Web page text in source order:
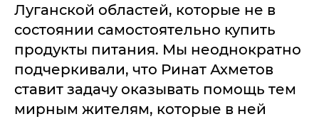
Луганской областей, которые не в
состоянии самостоятельно купить
продукты питания. Мы неоднократно
подчеркивали, что Ринат Ахметов
ставит задачу оказывать помощь тем
мирным жителям, которые в ней